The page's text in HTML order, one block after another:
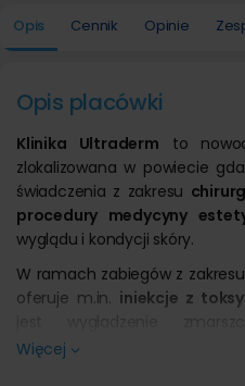
Opis Cennik Opinie
Opis placówki
Klinika Ultraderm to
zlokalizowana w powiecie
świadczenia z zakresu
procedury medycyny
wyglądu i kondycji skóry.
W ramach zabiegów z
oferuje m.in. iniekcje z
blokowanie
Więcej